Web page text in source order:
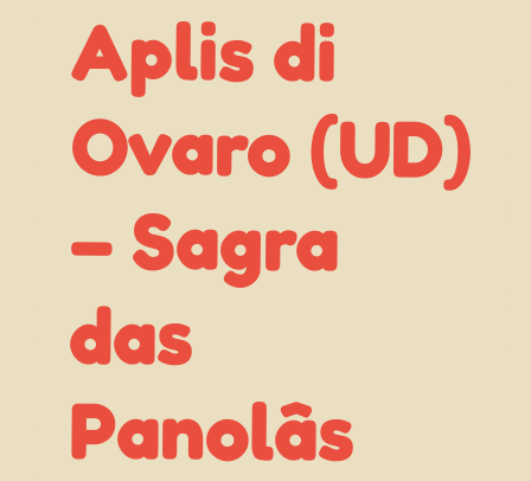
Aplis di
Ovaro (UD)
– Sagra
das
Panolâs